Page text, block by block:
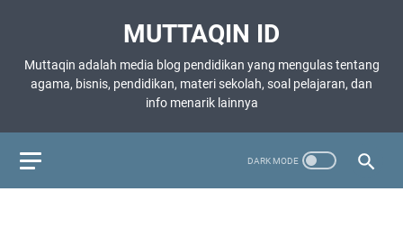
MUTTAQIN ID
Muttaqin adalah media blog pendidikan yang mengulas tentang
agama, bisnis, pendidikan, materi sekolah, soal pelajaran, dan
info menarik lainnya